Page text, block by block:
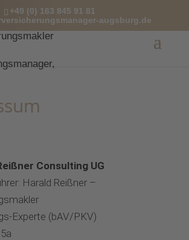
+49 (0) 163 845 91 81
augsburg.de
Consulting UG
Harald Reißner –
Experte (bAV/PKV)